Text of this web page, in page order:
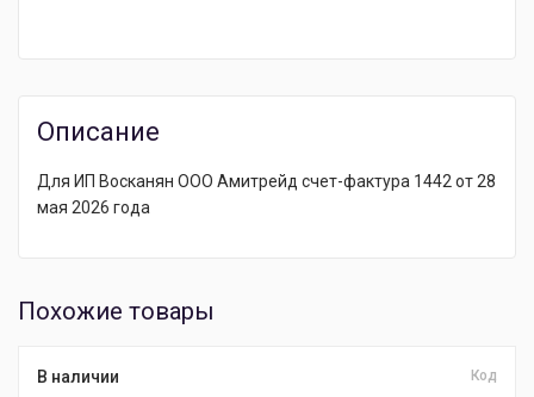
Описание
Для ИП Восканян ООО Амитрейд счет-фактура 1442 от 28
мая 2026 года
Похожие товары
В наличии Код